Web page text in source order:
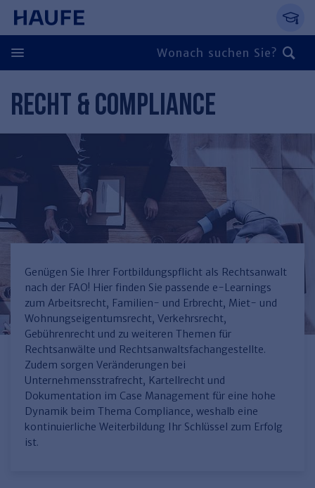
Springe direkt zum Hauptinhalt, zur
Zum Hauptinhalt springen
Zur Navigation springen
Zur Suche springen
Zurück
Personal
Finden Sie Ihr Thema
Arbeitsrecht
Führung
Personalmanagement und
Organisation
Personalentwicklung und
Talentmanagement
Persönlichkeitsentwicklung
Steuern & Rechnungswesen
Finden Sie Ihr Thema
Rechnungswesen
Entgeltabrechnung
Steuerkanzlei und Gebühren
Software und Tools
Recht & Compliance
Finden Sie Ihr Thema
Familien- und Erbrecht
Miet- und WE-Recht
Rechtsanwaltskanzlei und Gebühren
Verkehrsrecht
Wirtschaftsrecht
Zurück
Immobilien
Finden Sie Ihr Thema
Miet- und Bestandsverwaltung
WEG-Verwaltung
Wohnungswirtschaft
Immobilienverwaltung
Zurück
Öffentlicher Dienst
Finden Sie Ihr Thema
TV-L
TVöD
Kommunale Finanzen
Zurück
Arbeitsschutz & BGM
Finden Sie Ihr Thema
Arbeitsschutz
Zurück
Produktpräsentationen
RECHT & COMPLIANCE
Genügen Sie Ihrer Fortbildungspflicht als Rechtsanwalt
nach der FAO! Hier finden Sie passende e-Learnings
zum Arbeitsrecht, Familien- und Erbrecht, Miet- und
Wohnungseigentumsrecht, Verkehrsrecht,
Gebührenrecht und zu weiteren Themen für
Rechtsanwälte und Rechtsanwaltsfachangestellte.
Zudem sorgen Veränderungen bei
Unternehmensstrafrecht, Kartellrecht und
Dokumentation im Case Management für eine hohe
Dynamik beim Thema Compliance, weshalb eine
kontinuierliche Weiterbildung Ihr Schlüssel zum Erfolg
ist.